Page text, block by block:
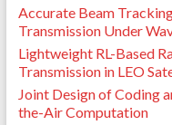
Accurate Beam
Transmission Under
Lightweight RL-Based
Transmission in LEO
Joint Design of Coding
the-Air Computation